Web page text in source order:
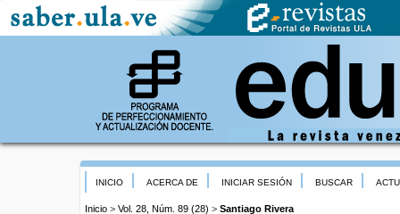
INICIO ACERCA DE INICIAR SESIÓN BUSCAR
Inicio > Vol. 28, Núm. 89 (28) > Santiago Rivera